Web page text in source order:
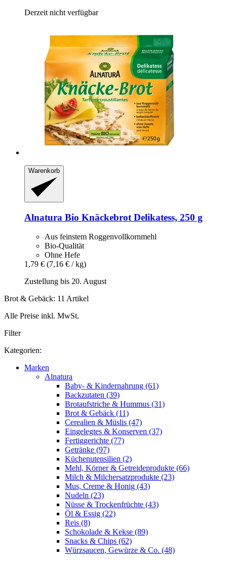
Derzeit nicht verfügbar
Warenkorb
Alnatura Bio Knäckebrot Delikatess, 250 g
Aus feinstem Roggenvollkornmehl
Bio-Qualität
Ohne Hefe
1,79 € (7,16 € / kg)
Zustellung bis 20. August
Brot & Gebäck: 11 Artikel
Alle Preise inkl. MwSt.
Filter
Kategorien:
Marken
Alnatura
Baby- & Kindernahrung (61)
Backzutaten (39)
Brotaufstriche & Hummus (31)
Brot & Gebäck (11)
Cerealien & Müslis (47)
Eingelegtes & Konserven (37)
Fertiggerichte (77)
Getränke (97)
Küchenutensilien (2)
Mehl, Körner & Getreideprodukte (66)
Milch & Milchersatzprodukte (23)
Mus, Creme & Honig (43)
Nudeln (23)
Nüsse & Trockenfrüchte (43)
Öl & Essig (22)
Reis (8)
Schokolade & Kekse (89)
Snacks & Chips (62)
Würzsaucen, Gewürze & Co. (48)